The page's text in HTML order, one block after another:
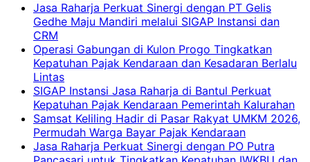
Jasa Raharja Perkuat Sinergi dengan PT Gelis
Gedhe Maju Mandiri melalui SIGAP Instansi dan
CRM
Operasi Gabungan di Kulon Progo Tingkatkan
Kepatuhan Pajak Kendaraan dan Kesadaran Berlalu
Lintas
SIGAP Instansi Jasa Raharja di Bantul Perkuat
Kepatuhan Pajak Kendaraan Pemerintah Kalurahan
Samsat Keliling Hadir di Pasar Rakyat UMKM 2026,
Permudah Warga Bayar Pajak Kendaraan
Jasa Raharja Perkuat Sinergi dengan PO Putra